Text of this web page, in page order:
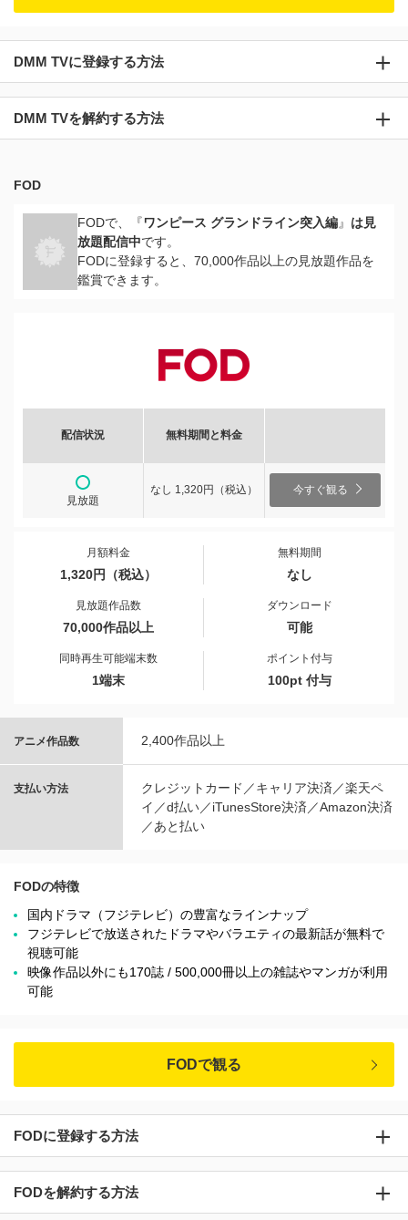
DMM TVに登録する方法
DMM TVを解約する方法
FOD
FODで、『ワンピース グランドライン突入編』 は見
放題配信中です。
FODに登録すると、70,000作品以上の見放題作品を
鑑賞できます。
配信状況 無料期間と料金
見放題
なし 1,320円（税込） 今すぐ観る
月額料金
1,320円（税込）
無料期間
なし
見放題作品数
70,000作品以上
ダウンロード
可能
同時再生可能端末数
1端末
ポイント付与
100pt 付与
アニメ作品数 2,400作品以上
支払い方法
クレジットカード／キャリア決済／楽天ペ
イ／d払い／iTunesStore決済／Amazon決済
／あと払い
FODの特徴
国内ドラマ（フジテレビ）の豊富なラインナップ
フジテレビで放送されたドラマやバラエティの最新話が無料で
視聴可能
映像作品以外にも170誌 / 500,000冊以上の雑誌やマンガが利用
可能
FODで観る
FODに登録する方法
FODを解約する方法